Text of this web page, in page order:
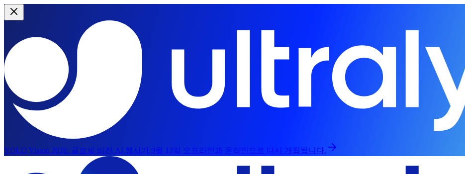
YOLO Vision 2026: 글로벌 비전 AI 행사가 9월 13일 오프라인과 온라인으로 다시 개최됩니다.